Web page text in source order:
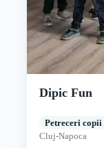
Dipic Fun
Petreceri copii
Cluj-Napoca